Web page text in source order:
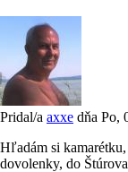
Pridal/a axxe dňa Po,
Hľadám si
dovolenky, do